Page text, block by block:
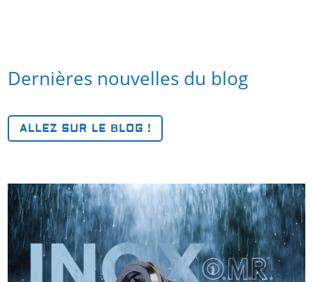
Dernières nouvelles du blog
ALLEZ SUR LE BLOG !